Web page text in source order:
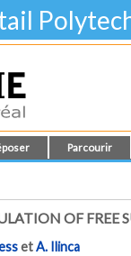
Parcourir
OF FREE
etA. Ilinca